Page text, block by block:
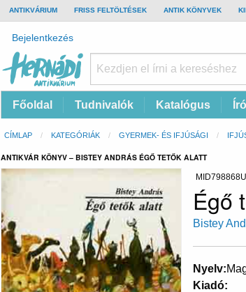
TOP
BAR
ANTIKVÁRIUM FRISS FELTÖLTÉSEK ANTIK KÖNYVEK
Felhasználói
fiók
menüje
Bejelentkezés
Antikvárium
Online
Fő
navigáció
Főoldal Tudnivalók Katalógus
Morzsa
CÍMLAP KATEGÓRIÁK GYERMEK- ÉS IFJÚSÁGI
ANTIKVÁR KÖNYV – BISTEY ANDRÁS ÉGŐ TETŐK ALATT
Égő
Bistey
Nyelv
Kiadó